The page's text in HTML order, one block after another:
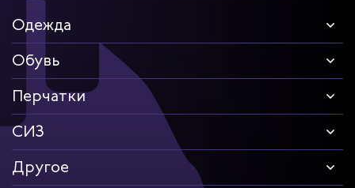
Одежда
Обувь
Перчатки
СИЗ
Другое